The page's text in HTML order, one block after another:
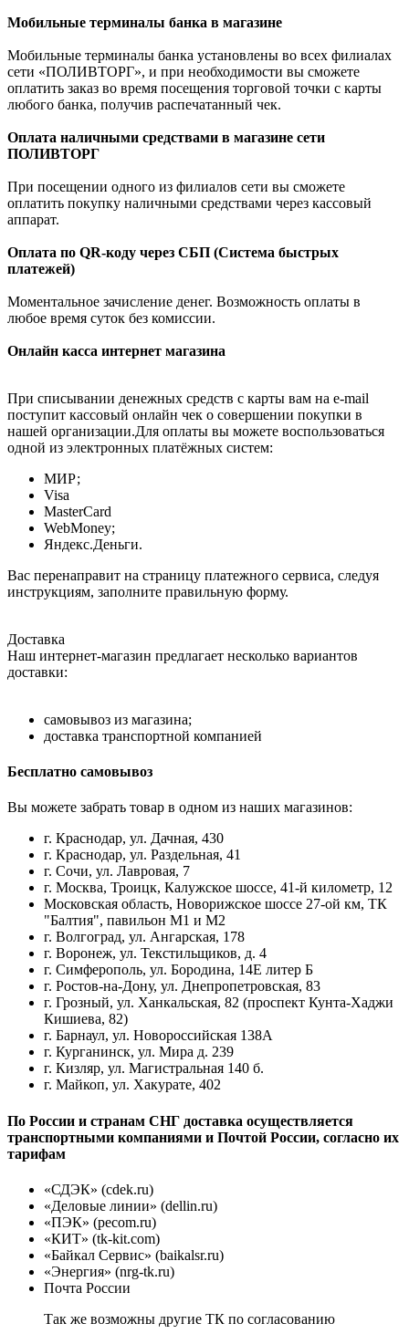
Мобильные терминалы банка в магазине
Мобильные терминалы банка установлены во всех филиалах
сети «ПОЛИВТОРГ», и при необходимости вы сможете
оплатить заказ во время посещения торговой точки с карты
любого банка, получив распечатанный чек.
Оплата наличными средствами в магазине сети
ПОЛИВТОРГ
При посещении одного из филиалов сети вы сможете
оплатить покупку наличными средствами через кассовый
аппарат.
Оплата по QR-коду через СБП (Система быстрых
платежей)
Моментальное зачисление денег. Возможность оплаты в
любое время суток без комиссии.
Онлайн касса интернет магазина
При списывании денежных средств с карты вам на e-mail
поступит кассовый онлайн чек о совершении покупки в
нашей организации.Для оплаты вы можете воспользоваться
одной из электронных платёжных систем:
МИР;
Visa
MasterCard
WebMoney;
Яндекс.Деньги.
Вас перенаправит на страницу платежного сервиса, следуя
инструкциям, заполните правильную форму.
Доставка
Наш интернет-магазин предлагает несколько вариантов
доставки:
самовывоз из магазина;
доставка транспортной компанией
Бесплатно самовывоз
Вы можете забрать товар в одном из наших магазинов:
г. Краснодар, ул. Дачная, 430
г. Краснодар, ул. Раздельная, 41
г. Сочи, ул. Лавровая, 7
г. Москва, Троицк, Калужское шоссе, 41-й километр, 12
Московская область, Новорижское шоссе 27-ой км, ТК
"Балтия", павильон М1 и М2
г. Волгоград, ул. Ангарская, 178
г. Воронеж, ул. Текстильщиков, д. 4
г. Симферополь, ул. Бородина, 14Е литер Б
г. Ростов-на-Дону, ул. Днепропетровская, 83
г. Грозный, ул. Ханкальская, 82 (проспект Кунта-Хаджи
Кишиева, 82)
г. Барнаул, ул. Новороссийская 138А
г. Курганинск, ул. Мира д. 239
г. Кизляр, ул. Магистральная 140 б.
г. Майкоп, ул. Хакурате, 402
По России и странам СНГ доставка осуществляется
транспортными компаниями и Почтой России, согласно их
тарифам
«СДЭК» (cdek.ru)
«Деловые линии» (dellin.ru)
«ПЭК» (pecom.ru)
«КИТ» (tk-kit.com)
«Байкал Сервис» (baikalsr.ru)
«Энергия» (nrg-tk.ru)
Почта России
Так же возможны другие ТК по согласованию